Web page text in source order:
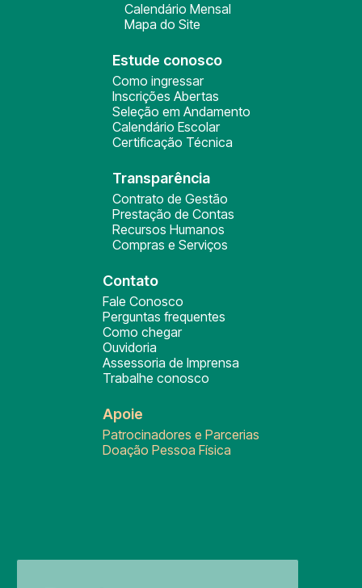
Calendário Mensal
Mapa do Site
Estude conosco
Como ingressar
Inscrições Abertas
Seleção em Andamento
Calendário Escolar
Certificação Técnica
Transparência
Contrato de Gestão
Prestação de Contas
Recursos Humanos
Compras e Serviços
Contato
Fale Conosco
Perguntas frequentes
Como chegar
Ouvidoria
Assessoria de Imprensa
Trabalhe conosco
Apoie
Patrocinadores e Parcerias
Doação Pessoa Física